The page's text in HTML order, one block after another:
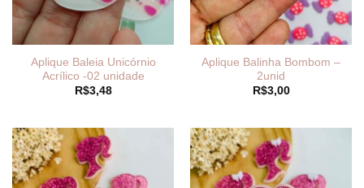
Aplique Baleia Unicórnio
Acrílico -02 unidade
R$3,48
Aplique Balinha Bombom –
2unid
R$3,00